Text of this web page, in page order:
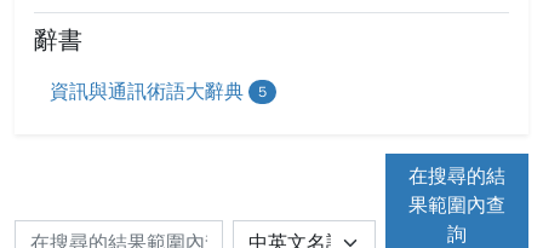
辭書
資訊與通訊術語大辭典 5
在搜尋的結
果範圍內查
詢